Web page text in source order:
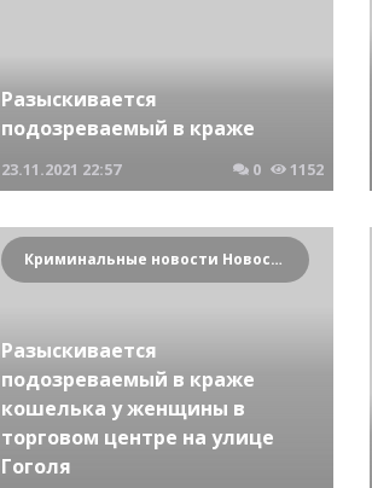
Разыскивается
подозреваемый в краже
23.11.2021 22:57 0 1152
Криминальные новости Новосибирска и Сибирского региона
Разыскивается
подозреваемый в краже
кошелька у женщины в
торговом центре на улице
Гоголя